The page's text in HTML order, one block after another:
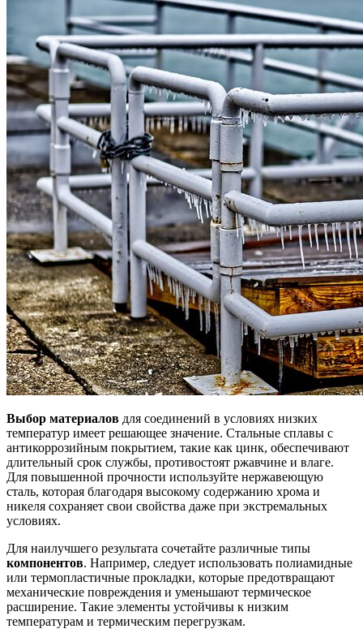
Выбор материалов для соединений в условиях низких
температур имеет решающее значение. Стальные сплавы с
антикоррозийным покрытием, такие как цинк, обеспечивают
длительный срок службы, противостоят ржавчине и влаге.
Для повышенной прочности используйте нержавеющую
сталь, которая благодаря высокому содержанию хрома и
никеля сохраняет свои свойства даже при экстремальных
условиях.
Для наилучшего результата сочетайте различные типы
компонентов. Например, следует использовать полиамидные
или термопластичные прокладки, которые предотвращают
механические повреждения и уменьшают термическое
расширение. Такие элементы устойчивы к низким
температурам и термическим перегрузкам.